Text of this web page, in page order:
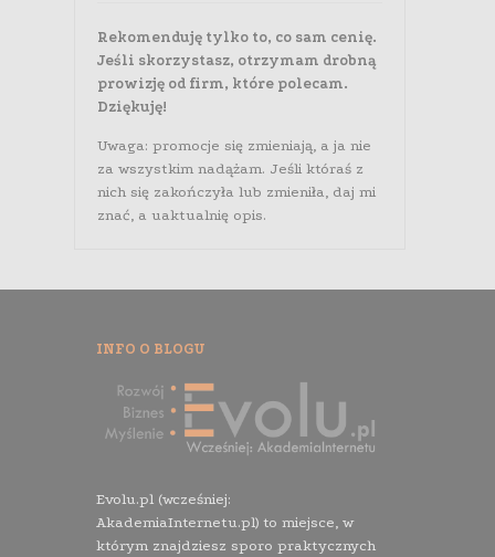
Rekomenduję tylko to, co sam cenię.
Jeśli skorzystasz, otrzymam drobną
prowizję od firm, które polecam.
Dziękuję!
Uwaga: promocje się zmieniają, a ja nie
za wszystkim nadążam. Jeśli któraś z
nich się zakończyła lub zmieniła, daj mi
znać, a uaktualnię opis.
INFO O BLOGU
Evolu.pl (wcześniej:
AkademiaInternetu.pl) to miejsce, w
którym znajdziesz sporo praktycznych